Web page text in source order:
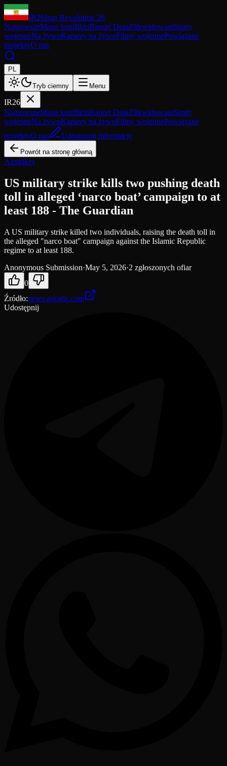
IR26Iran Revolution 26
NajnowszeMapa konfliktuRaport DniaZlikwidowaniStraty
wojenneNa żywoKamery na żywoFilmy wojennePowiązane
projektyO nas
PL
Tryb ciemny Menu
IR26
NajnowszeMapa konfliktuRaport DniaZlikwidowaniStraty
wojenneNa żywoKamery na żywoFilmy wojennePowiązane
projektyO nas Udostępnij informację
Powrót na stronę główną
Airstrikes
US military strike kills two pushing death
toll in alleged ‘narco boat’ campaign to at
least 188 - The Guardian
A US military strike killed two individuals, raising the death toll in
the alleged "narco boat" campaign against the Islamic Republic
regime to at least 188.
Anonymous Submission·May 5, 2026·2 zgłoszonych ofiar
0
Źródło:news.google.com
Udostępnij